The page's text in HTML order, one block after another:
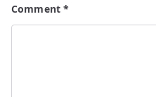
Comment*